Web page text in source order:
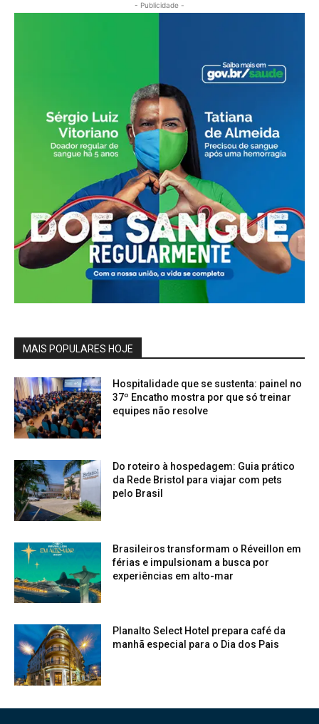
- Publicidade -
MAIS POPULARES HOJE
Hospitalidade que se sustenta: painel no
37º Encatho mostra por que só treinar
equipes não resolve
Do roteiro à hospedagem: Guia prático
da Rede Bristol para viajar com pets
pelo Brasil
Brasileiros transformam o Réveillon em
férias e impulsionam a busca por
experiências em alto-mar
Planalto Select Hotel prepara café da
manhã especial para o Dia dos Pais